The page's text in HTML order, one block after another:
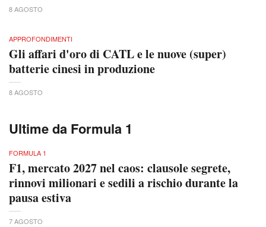
8 AGOSTO
APPROFONDIMENTI
Gli affari d'oro di CATL e le nuove (super)
batterie cinesi in produzione
8 AGOSTO
Ultime da Formula 1
FORMULA 1
F1, mercato 2027 nel caos: clausole segrete,
rinnovi milionari e sedili a rischio durante la
pausa estiva
7 AGOSTO